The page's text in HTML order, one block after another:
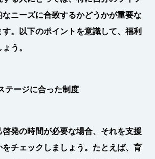
なニーズに合致するかどうかが重要な
。以下のポイントを意識して、福利
う。
テージに合った制度
発の時間が必要な場合、それを支援
チェックしましょう。たとえば、育